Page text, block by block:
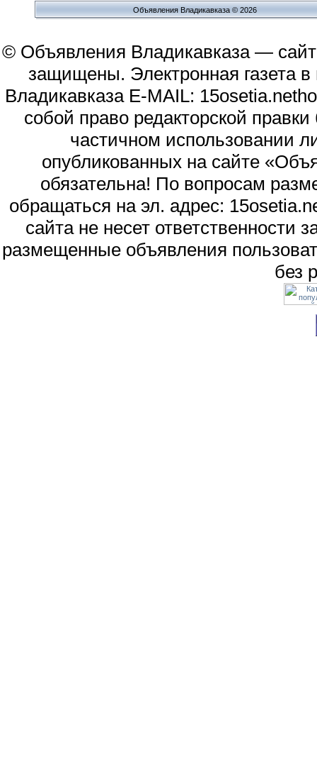
Объявления Владикавказа © 2026
© Объявления Владикавказа —
защищены. Электронная газета
Владикавказа E-MAIL:
собой право редакторской
частичном использовании
опубликованных на сайте
обязательна! По вопросам
обращаться на эл. адрес:
сайта не несет
размещенные объявления
без